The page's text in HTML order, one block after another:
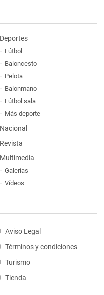
Deportes
Fútbol
Baloncesto
Pelota
Balonmano
Fútbol sala
Más deporte
Nacional
Revista
Multimedia
Galerías
Vídeos
Aviso Legal
Términos y condiciones
Turismo
Tienda